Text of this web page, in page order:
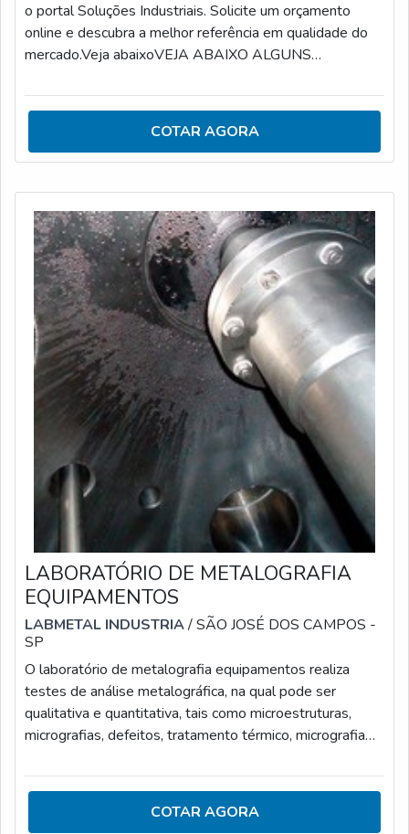
o portal Soluções Industriais. Solicite um orçamento
online e descubra a melhor referência em qualidade do
mercado.Veja abaixoVEJA ABAIXO ALGUNS
SPRAYPodemos dizer que o teste de corrosão salt
materiais específicos. Expondo de forma breve, é feita a
identificação e o controle do componente em análise em
COTAR AGORA
LABORATÓRIO DE METALOGRAFIA
EQUIPAMENTOS
LABMETAL INDUSTRIA/ SÃO JOSÉ DOS CAMPOS -
SP
O laboratório de metalografia equipamentos realiza
testes de análise metalográfica, na qual pode ser
qualitativa e quantitativa, tais como microestruturas,
micrografias, defeitos, tratamento térmico, micrografia
análises, como a análise de corrosão. São aplicados na
ferrosos e não ferrosos.APLICAÇÕES DO PROCESSO
COTAR AGORA